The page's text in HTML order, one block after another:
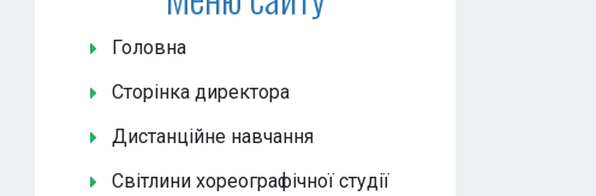
Головна
Сторінка директора
Дистанційне навчання
Світлини хореографічної студії